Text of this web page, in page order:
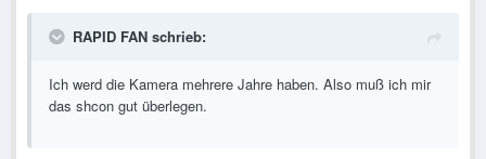
RAPID FAN schrieb:
Ich werd die Kamera mehrere Jahre haben. Also muß ich mir
das shcon gut überlegen.